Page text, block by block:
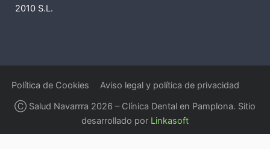
2010 S.L.
Ⓒ Salud Navarrra 2026 – Clínica Dental en Pamplona. Sitio
desarrollado por Linkasoft
Política de Cookies Aviso legal y política de privacidad